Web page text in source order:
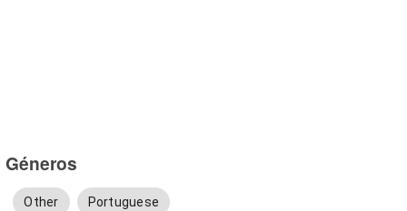
Géneros
Other Portuguese